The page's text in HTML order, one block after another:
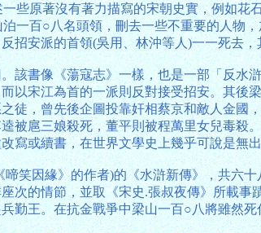
些原著沒有著力描寫的宋朝史實，例如
一百○八名頭領，刪去一些不重要的人物
招安派的首領(吳用、林沖等人)一一死去
該書像《蕩寇志》一樣，也是一部「反
以宋江為首的一派則反對接受招安。其
徒，曾先後企圖投靠奸相蔡京和敵人金
被扈三娘殺死，董平則被程萬里女兒毒
寫或續書，在世界文學史上幾乎可說是無
笑因緣》的作者)的《水滸新傳》，共六
次的情節，並取《宋史.張叔夜傳》所載
勤王。在抗金戰爭中梁山一百○八將雖然